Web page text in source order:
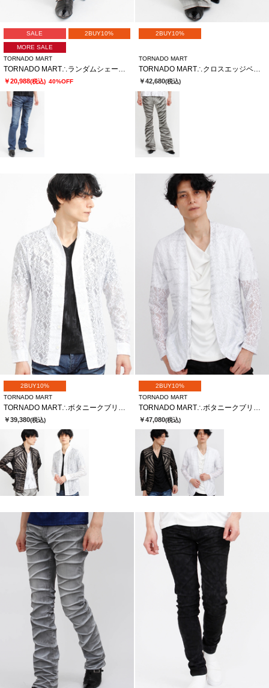
SALE 2BUY10%
MORE SALE
TORNADO MART
TORNADO MART∴ランダムシェービングシューカットデニム
￥20,988(税込) 40%OFF
2BUY10%
TORNADO MART
TORNADO MART∴クロスエッジベルボトム
￥42,680(税込)
2BUY10%
TORNADO MART
￥39,380(税込)
2BUY10%
TORNADO MART
￥47,080(税込)